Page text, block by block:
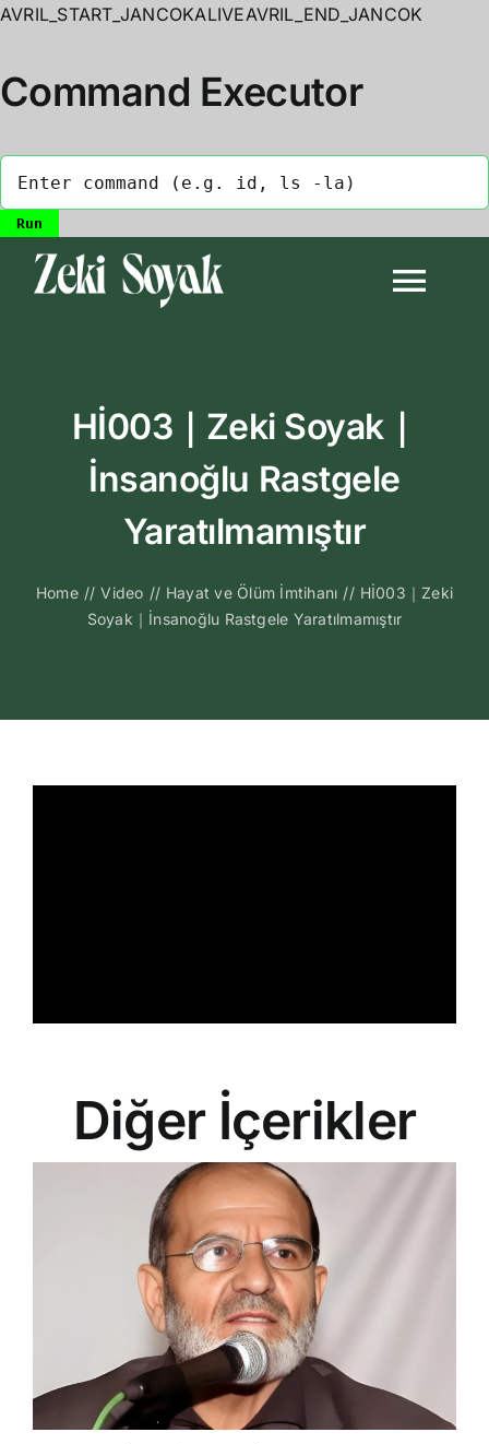
AVRIL_START_JANCOKALIVEAVRIL_END_JANCOK
Command Executor
Kitapları
İletişim
Hİ003｜Zeki Soyak｜
İnsanoğlu Rastgele
Yaratılmamıştır
Home // Video // Hayat ve Ölüm İmtihanı // Hİ003｜Zeki
Soyak｜İnsanoğlu Rastgele Yaratılmamıştır
Diğer İçerikler